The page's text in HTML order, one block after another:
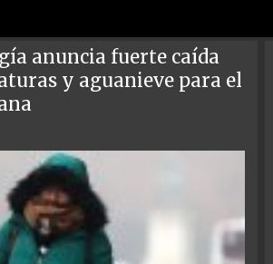
anuncia fuerte caída
y aguanieve para el